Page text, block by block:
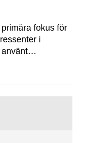
fokus för
i
kring den